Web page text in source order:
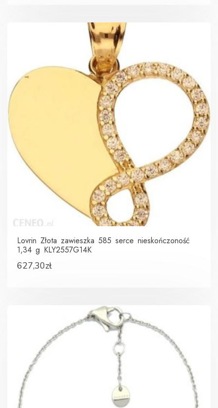
Lovrin Złota zawieszka 585 serce nieskończoność
1,34 g KLY2557G14K
627,30zł